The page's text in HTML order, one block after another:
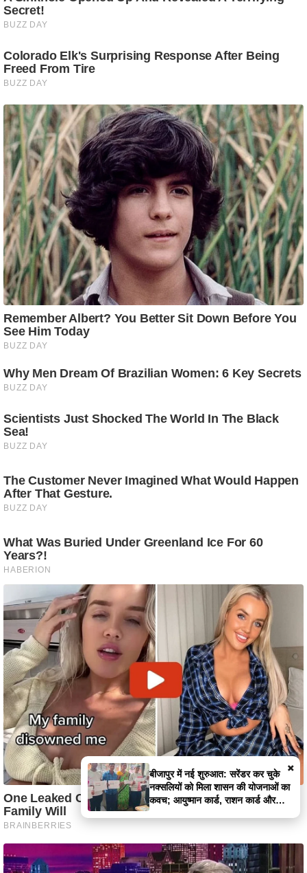
×
छत्तीसगढ़ विधानसभा का विशेष सत्र 30
अप्रैल को: महिला आरक्षण पर कांग्रेस के
खिलाफ 'निंदा प्रस्ताव' लाएगी साय सरकार;